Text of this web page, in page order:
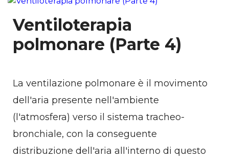
Ventiloterapia
polmonare (Parte 4)
La ventilazione polmonare è il movimento
dell'aria presente nell'ambiente
(l'atmosfera) verso il sistema tracheo-
bronchiale, con la conseguente
distribuzione dell'aria all'interno di questo